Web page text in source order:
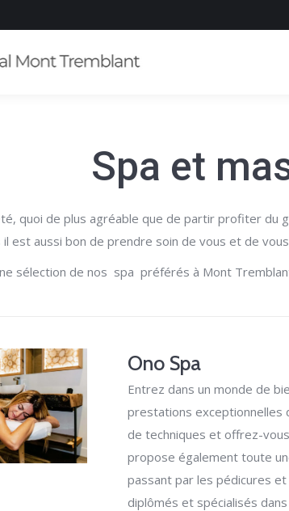
Spa et
quoi de plus agréable que de partir profiter du
est aussi bon de prendre soin de vous et de
sélection de nos spa préférés à Mont
Ono Spa
Entrez dans un monde de
prestations exceptionnelles
de techniques et offrez-
propose également toute
passant par les pédicures
diplômés et spécialisés